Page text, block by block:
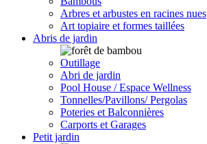
Arbres et arbustes en racines nues
Art topiaire et formes taillées
Abris de jardin
Outillage
Abri de jardin
Pool House / Espace Wellness
Tonnelles/Pavillons/ Pergolas
Poteries et Balconnières
Carports et Garages
Petit jardin